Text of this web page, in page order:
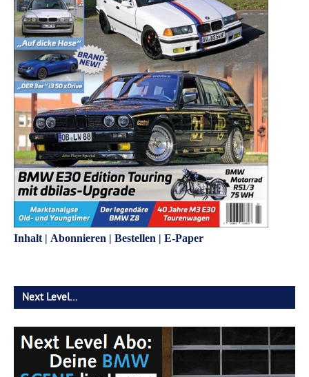
Inhalt | Abonnieren | Bestellen | E-Paper
Next Level…